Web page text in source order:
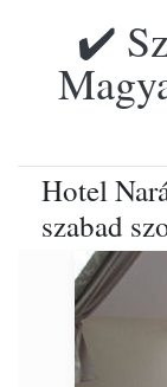
✔️
Hotel
szabad